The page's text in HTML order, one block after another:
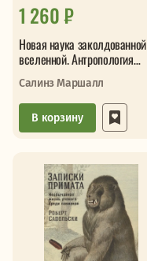
1 260 ₽
Новая наука заколдованной
вселенной. Антропология
большей части человечества
Салинз Маршалл
В корзину